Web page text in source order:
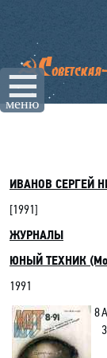
☰
меню
ИВАНОВ СЕРГЕЙ
[1991]
ЖУРНАЛЫ
ЮНЫЙ ТЕХНИК
1991
8